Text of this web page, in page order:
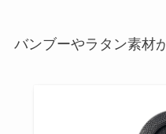
バンブーやラタン素材